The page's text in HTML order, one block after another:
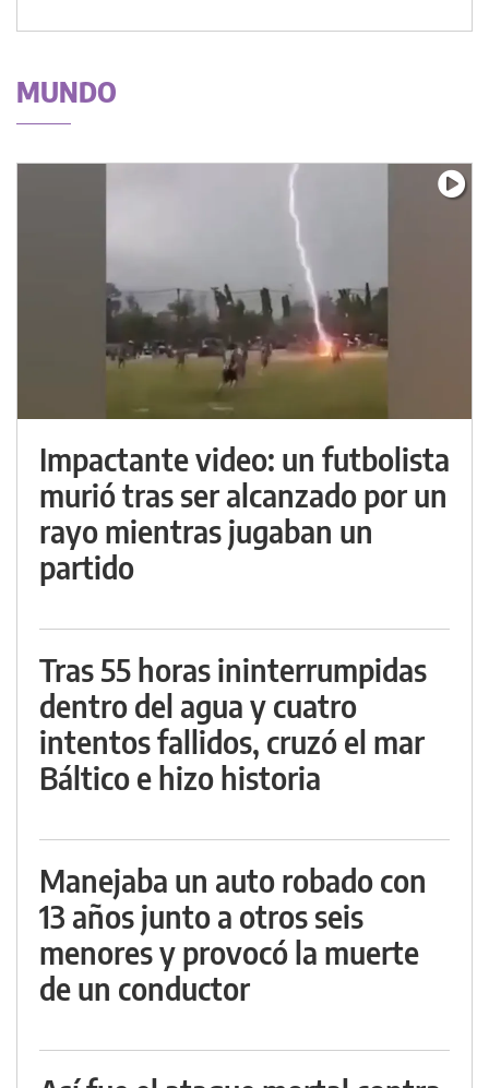
MUNDO
Impactante video: un futbolista
murió tras ser alcanzado por un
rayo mientras jugaban un
partido
Tras 55 horas ininterrumpidas
dentro del agua y cuatro
intentos fallidos, cruzó el mar
Báltico e hizo historia
Manejaba un auto robado con
13 años junto a otros seis
menores y provocó la muerte
de un conductor